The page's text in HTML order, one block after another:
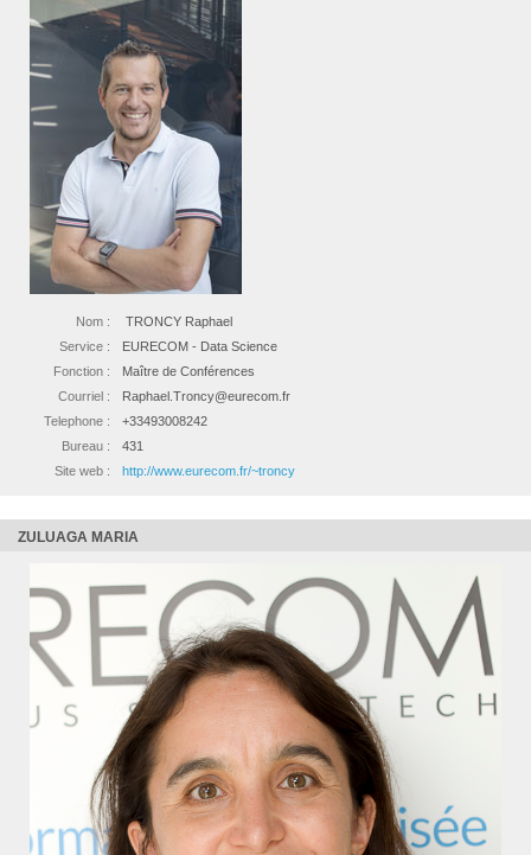
Nom :
TRONCY Raphael
Service :
EURECOM - Data Science
Fonction :
Maître de Conférences
Courriel :
Raphael.Troncy@eurecom.fr
Telephone :
+33493008242
Bureau :
431
Site web :
http://www.eurecom.fr/~troncy
ZULUAGA MARIA